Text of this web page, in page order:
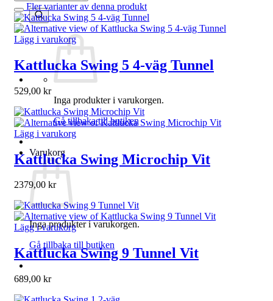
Inga produkter i varukorgen.
Gå tillbaka till butiken
Varukorg
Inga produkter i varukorgen.
Gå tillbaka till butiken
Fler varianter av denna produkt
Lägg i varukorg
Kattlucka Swing 5 4-väg Tunnel
529,00 kr
Lägg i varukorg
Kattlucka Swing Microchip Vit
2379,00 kr
Lägg i varukorg
Kattlucka Swing 9 Tunnel Vit
689,00 kr